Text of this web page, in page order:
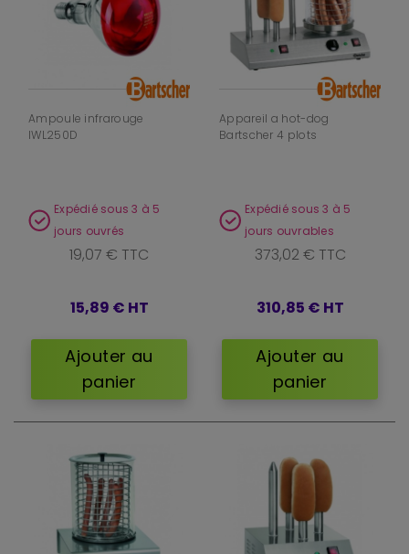
Ampoule infrarouge
IWL250D
Expédié sous 3 à 5
jours ouvrés
19,07 € TTC
15,89 € HT
Ajouter au
panier
Appareil a hot-dog
Bartscher 4 plots
Expédié sous 3 à 5
jours ouvrables
373,02 € TTC
310,85 € HT
Ajouter au
panier